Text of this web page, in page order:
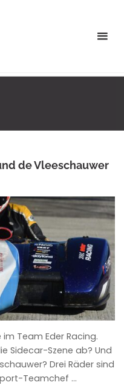
de Vleeschauwer
Team Eder Racing.
Sidecar-Szene ab? Und
Drei Räder sind
Teamchef …